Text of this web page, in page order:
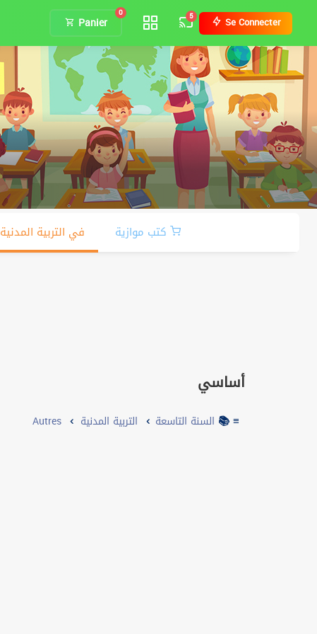
Panier
0 5 Se Connecter
Autres في التربية المدنية
أساسي
≡ 📚 السنة التاسعة التربية المدنية Autres
2002
2003